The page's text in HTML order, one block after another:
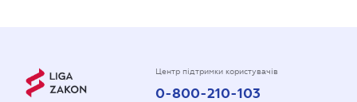
Центр підтримки користувачів
0-800-210-103